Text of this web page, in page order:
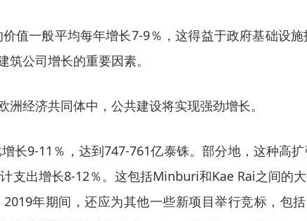
值一般平均每年增长7-9％，这得益于政府基础设
公司增长的重要因素。
经济共同体中，公共建设将实现强劲增长。
长9-11％，达到747-761亿泰铢。部分地，这种高
支出增长8-12％。这包括Minburi和Kae Rai之间
年期间，还应为其他一些新项目举行竞标，